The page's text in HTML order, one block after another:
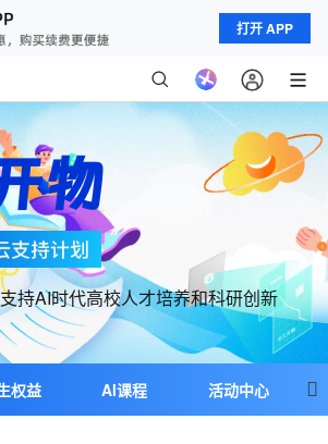
打开 APP
物
持AI时代高校人才培养和科研创新

权益 AI课程 活动中心